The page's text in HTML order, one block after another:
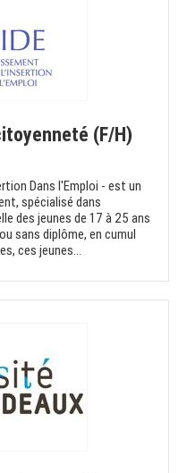
(F/H)
Dans l'Emploi - est un
spécialisé dans
des jeunes de 17 à 25 ans
sans diplôme, en cumul
ces jeunes...